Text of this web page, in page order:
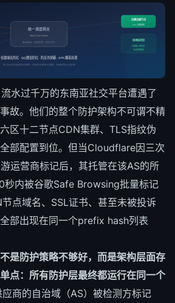
统一调度网关
Multi-CDN Router
智能路由 · 故障转移 · 成本优化
自建边缘节点
25% 热备弹性
检测监控层
分钟级厂商状态
主动切换触发
谷歌域名防红 · QQ微信防红 · 防反诈屏蔽 · APK爆毒处理
多CDN协同调度网关架构 · 消除供应商单点故障 · 2026年防红必修课
水过千万的东南亚社交平台遭遇了
故。他们的整个防护架构不可谓不精
区十二节点CDN集群、TLS指纹伪
部配置到位。但当Cloudflare因三次
运营商标记后，其托管在该AS的所
秒内被谷歌Safe Browsing批量标记
点域名、SSL证书、甚至未被投诉
部出现在同一个prefix hash列表
是防护策略不够好，而是架构层面存
点：所有防护层最终都运行在同一个
应商的自治域（AS）被检测方标记